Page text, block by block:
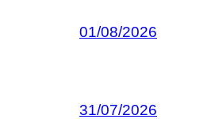
01/08/2026
31/07/2026